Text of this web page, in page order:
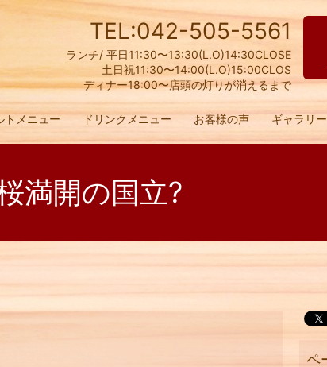
TEL:042-505-5561
ランチ/ 平日11:30〜13:30(L.O)14:30CLOSE
土日祝11:30〜14:00(L.O)15:00CLOS
ディナー18:00〜店頭の灯りが消えるまで
トメニュー ドリンクメニュー お客様の声 ギャラリー
満開の国立?